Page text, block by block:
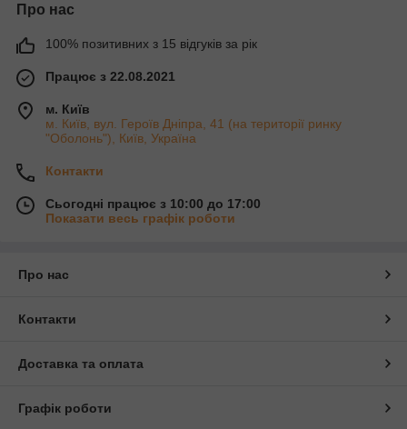
Про нас
100% позитивних з 15 відгуків за рік
Працює з 22.08.2021
м. Київ
м. Київ, вул. Героїв Дніпра, 41 (на території ринку
"Оболонь"), Київ, Україна
Контакти
Сьогодні працює з 10:00 до 17:00
Показати весь графік роботи
Про нас
Контакти
Доставка та оплата
Графік роботи